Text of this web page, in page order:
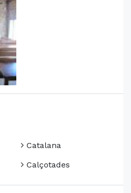
Catalana
Calçotades